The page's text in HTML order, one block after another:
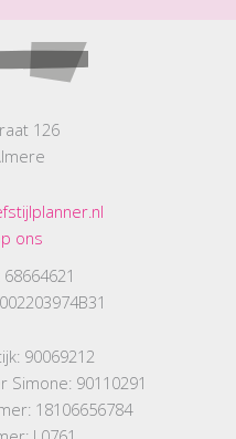
126
ons
90069212
Simone: 90110291
18106656784